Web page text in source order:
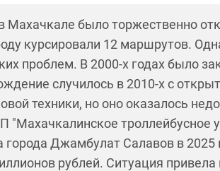
Махачкале было торжественно
курсировали 12 маршрутов.
проблем. В 2000-х годах было
случилось в 2010-х с
техники, но оно оказалось
"Махачкалинское троллейбусное
Джамбулат Салавов в 2025
рублей. Ситуация